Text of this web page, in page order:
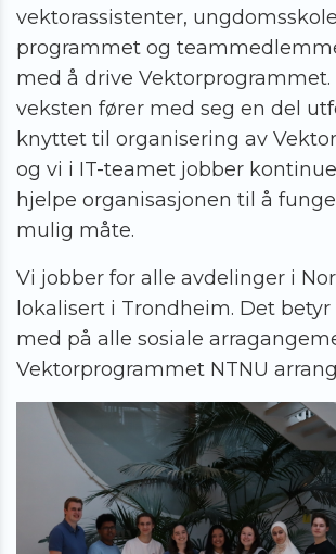
vektorassistenter,
programmet og
med å drive Vektorprogrammet.
veksten fører med seg en del
knyttet til organisering av
og vi i IT-teamet jobber
hjelpe organisasjonen til å
mulig måte.
Vi jobber for alle avdelinger i
lokalisert i Trondheim. Det
med på alle sosiale
Vektorprogrammet NTNU